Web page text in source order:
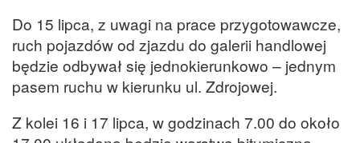
Do 15 lipca, z uwagi na prace przygotowawcze,
ruch pojazdów od zjazdu do galerii handlowej
będzie odbywał się jednokierunkowo – jednym
pasem ruchu w kierunku ul. Zdrojowej.
Z kolei 16 i 17 lipca, w godzinach 7.00 do około